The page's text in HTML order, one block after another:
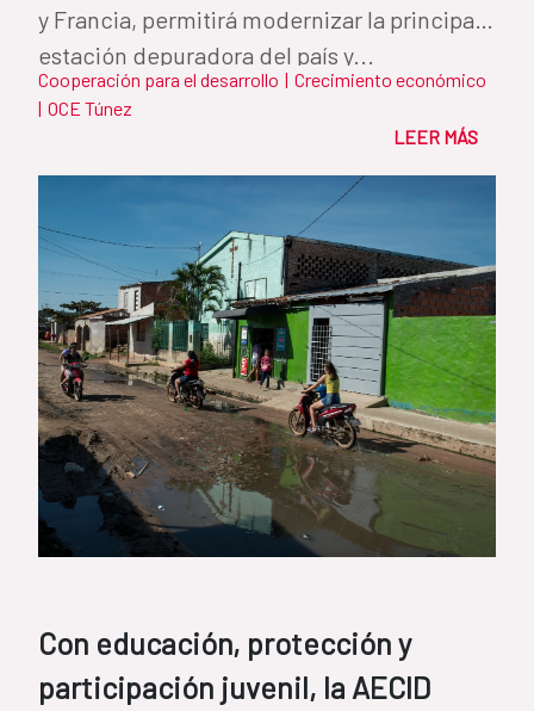
y Francia, permitirá modernizar la principal
estación depuradora del país y...
Cooperación para el desarrollo | Crecimiento económico
| OCE Túnez
LEER MÁS
Con educación, protección y
participación juvenil, la AECID